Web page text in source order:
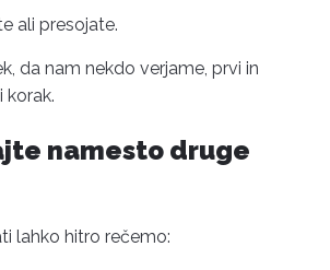
ali presojate.
da nam nekdo verjame, prvi in
korak.
namesto druge
lahko hitro rečemo: